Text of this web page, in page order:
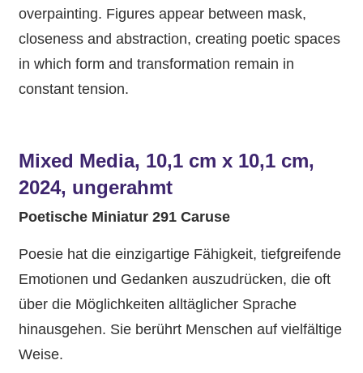
overpainting. Figures appear between mask,
closeness and abstraction, creating poetic spaces
in which form and transformation remain in
constant tension.
Mixed Media, 10,1 cm x 10,1 cm,
2024, ungerahmt
Poetische Miniatur 291 Caruse
Poesie hat die einzigartige Fähigkeit, tiefgreifende
Emotionen und Gedanken auszudrücken, die oft
über die Möglichkeiten alltäglicher Sprache
hinausgehen. Sie berührt Menschen auf vielfältige
Weise.